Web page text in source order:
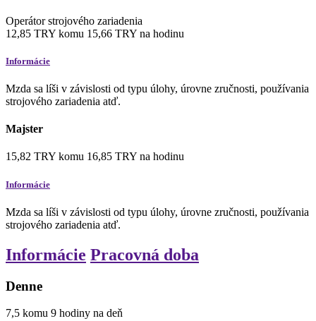
Operátor strojového zariadenia
12,85 TRY komu 15,66 TRY na hodinu
Informácie
Mzda sa líši v závislosti od typu úlohy, úrovne zručnosti, používania
strojového zariadenia atď.
Majster
15,82 TRY komu 16,85 TRY na hodinu
Informácie
Mzda sa líši v závislosti od typu úlohy, úrovne zručnosti, používania
strojového zariadenia atď.
Informácie Pracovná doba
Denne
7,5 komu 9 hodiny na deň